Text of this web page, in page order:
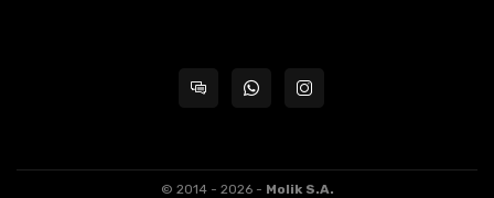
© 2014 - 2026 - Molik S.A.